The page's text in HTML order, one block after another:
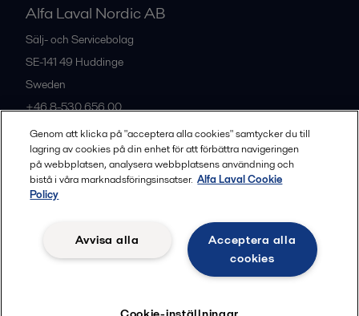
Alfa Laval Nordic AB
Sälj- och Servicebolag
SE-141 49 Huddinge
Sweden
+46 8-530 656 00
Alla kontor och partners
Legal terms and conditions
Community guidelines
Genom att klicka på "acceptera alla cookies" samtycker du till
lagring av cookies på din enhet för att förbättra navigeringen
på webbplatsen, analysera webbplatsens användning och
bistå i våra marknadsföringsinsatser. Alfa Laval Cookie
Policy
Acceptera alla
cookies
Avvisa alla